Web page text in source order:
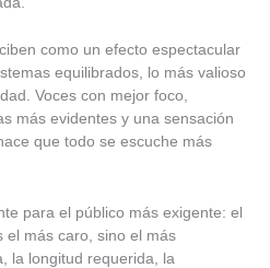
como un efecto espectacular
equilibrados, lo más valioso
Voces con mejor foco,
más evidentes y una sensación
que todo se escuche más
para el público más exigente: el
el más caro, sino el más
la longitud requerida, la